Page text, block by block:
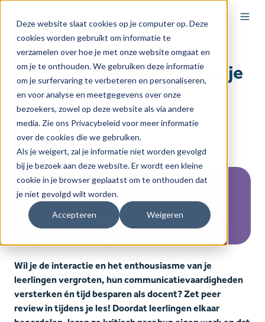
Deze website slaat cookies op je computer op. Deze
cookies worden gebruikt om informatie te
verzamelen over hoe je met onze website omgaat en
om je te onthouden. We gebruiken deze informatie
om je surfervaring te verbeteren en personaliseren,
en voor analyse en meetgegevens over onze
bezoekers, zowel op deze website als via andere
media. Zie ons Privacybeleid voor meer informatie
over de cookies die we gebruiken.
Als je weigert, zal je informatie niet worden gevolgd
bij je bezoek aan deze website. Er wordt een kleine
cookie in je browser geplaatst om te onthouden dat
je niet gevolgd wilt worden.
Accepteren Weigeren
Zet peer review in tijdens je
les, laat lessen beter
beklijven
door Maria op 16 januari 2025
Wil je de interactie en het enthousiasme van je
leerlingen vergroten, hun communicatievaardigheden
versterken én tijd besparen als docent? Zet peer
review in tijdens je les! Doordat leerlingen elkaar